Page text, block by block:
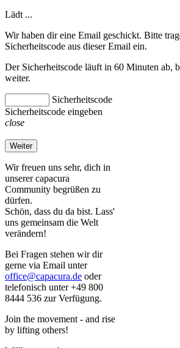
Lädt ...
Wir haben dir eine Email geschickt. Bitte
Sicherheitscode aus dieser Email ein.
Der Sicherheitscode läuft in 60 Minuten ab,
weiter.
Sicherheitscode
Sicherheitscode eingeben
close
Weiter
Wir freuen uns sehr, dich in
unserer capacura
Community begrüßen zu
dürfen.
Schön, dass du da bist. Lass'
uns gemeinsam die Welt
verändern!
Bei Fragen stehen wir dir
gerne via Email unter
office@capacura.de oder
telefonisch unter +49 800
8444 536 zur Verfügung.
Join the movement - and rise
by lifting others!